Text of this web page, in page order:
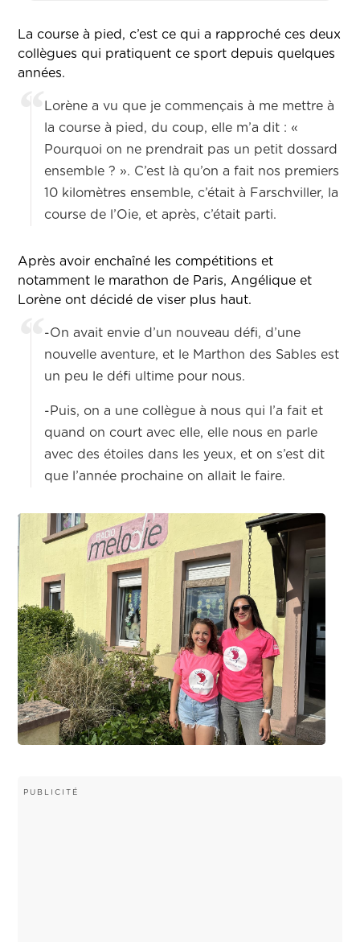
La course à pied, c’est ce qui a rapproché ces deux
collègues qui pratiquent ce sport depuis quelques
années.
Lorène a vu que je commençais à me mettre à
la course à pied, du coup, elle m’a dit : «
Pourquoi on ne prendrait pas un petit dossard
ensemble ? ». C’est là qu’on a fait nos premiers
10 kilomètres ensemble, c’était à Farschviller, la
course de l’Oie, et après, c’était parti.
Après avoir enchaîné les compétitions et
notamment le marathon de Paris, Angélique et
Lorène ont décidé de viser plus haut.
-On avait envie d’un nouveau défi, d’une
nouvelle aventure, et le Marthon des Sables est
un peu le défi ultime pour nous.
-Puis, on a une collègue à nous qui l’a fait et
quand on court avec elle, elle nous en parle
avec des étoiles dans les yeux, et on s’est dit
que l’année prochaine on allait le faire.